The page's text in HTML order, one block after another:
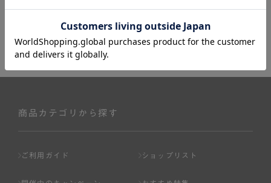
商品カテゴリから探す
ご利用ガイド ショップリスト